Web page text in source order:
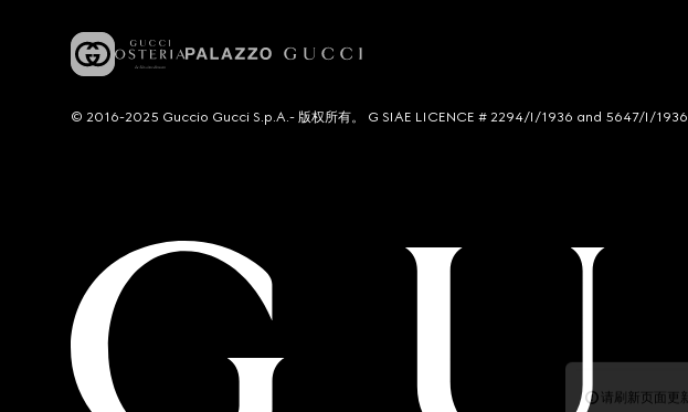
© 2016-2025 Guccio Gucci S.p.A.- 版权所有。 G SIAE LICENCE # 2294/I/1936 and 5647/I/1936